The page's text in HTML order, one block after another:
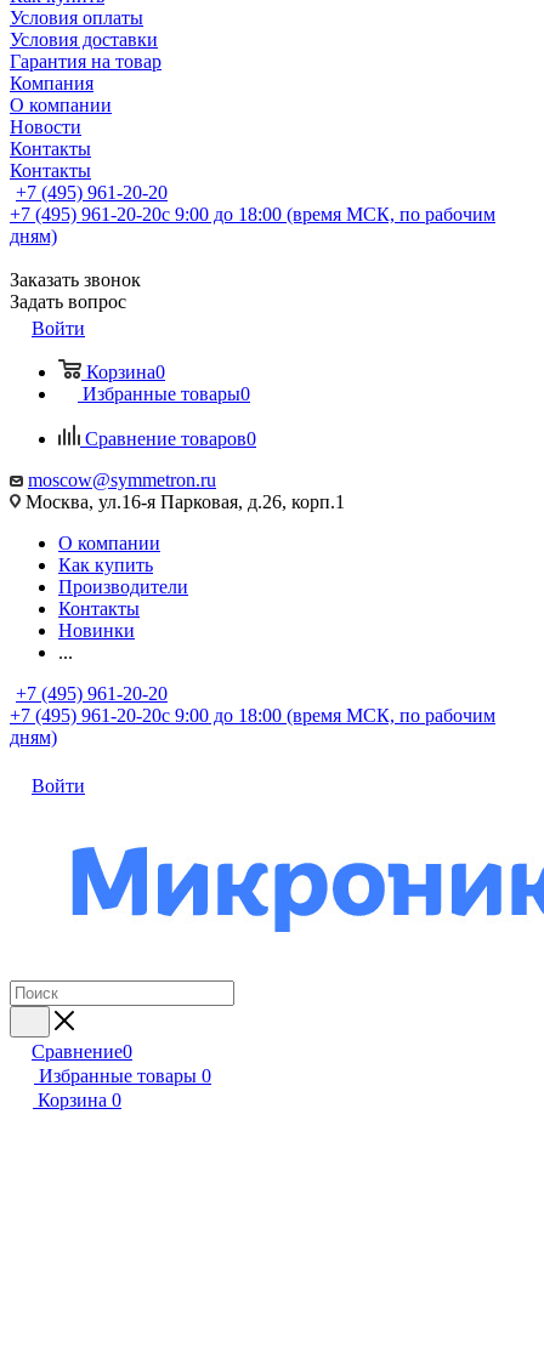
Условия оплаты
Условия доставки
Гарантия на товар
Компания
О компании
Новости
Контакты
Контакты
+7 (495) 961-20-20
+7 (495) 961-20-20с 9:00 до 18:00 (время МСК, по рабочим
дням)
Заказать звонок
Задать вопрос
Войти
Корзина0
Избранные товары0
Сравнение товаров0
moscow@symmetron.ru
Москва, ул.16-я Парковая, д.26, корп.1
О компании
Как купить
Производители
Контакты
Новинки
...
+7 (495) 961-20-20
+7 (495) 961-20-20с 9:00 до 18:00 (время МСК, по рабочим
дням)
Войти
Сравнение0
Избранные товары 0
Корзина 0